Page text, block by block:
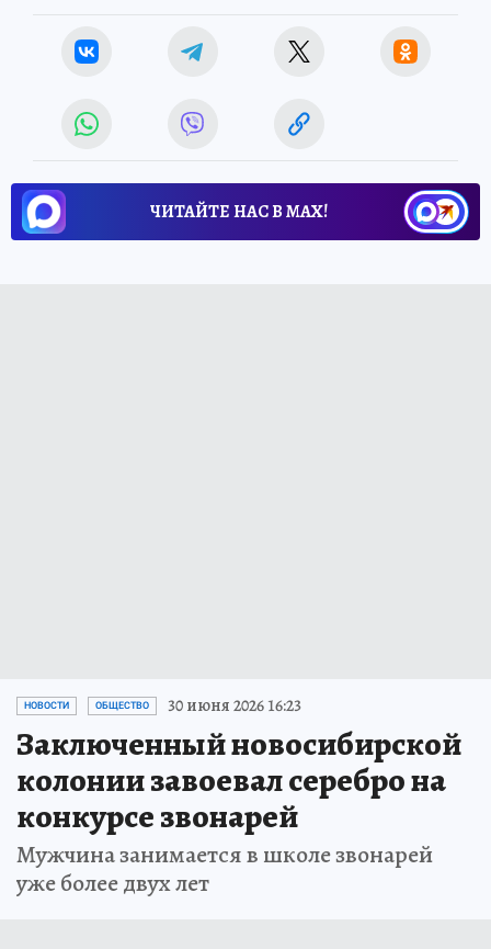
ЧИТАЙТЕ НАС В МАХ!
НОВОСТИ ОБЩЕСТВО 30 июня 2026 16:23
Заключенный новосибирской
колонии завоевал серебро на
конкурсе звонарей
Мужчина занимается в школе звонарей
уже более двух лет